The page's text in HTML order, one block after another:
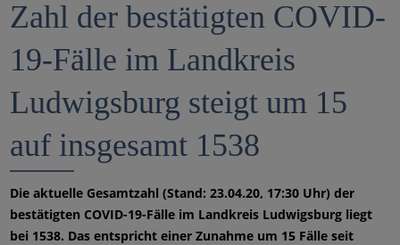
Zahl der bestätigten COVID-
19-Fälle im Landkreis
Ludwigsburg steigt um 15
auf insgesamt 1538
Die aktuelle Gesamtzahl (Stand: 23.04.20, 17:30 Uhr) der
bestätigten COVID-19-Fälle im Landkreis Ludwigsburg liegt
bei 1538. Das entspricht einer Zunahme um 15 Fälle seit